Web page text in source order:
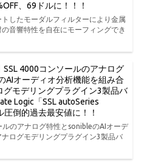
、69ドルに！！！
したモーダルフィルターにより金属
音響特性を自在にモーフィングでき
SSL 4000コンソールのアナログ
AIオーディオ分析機能を組み合
グモデリングプラグイン3製品バ
Logic「SSL autoSeries
倒的過去最安値に！！
ルのアナログ特性とsonibleのAIオーデ
ログモデリングプラグイン3製品バ